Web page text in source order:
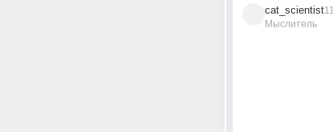
cat_scientist
Мыслитель